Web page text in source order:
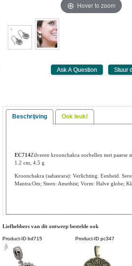
Hover to zoom
Beschrijving Ook leuk!
EC714Zilveren kroonchakra oorbellen met paarse
1.2 cm, 4.5 g
Kroonchakra (sahasrara): Verlichting. Eenheid.
Mantra:Om; Steen: Amethist; Vorm: Halve globe;
Liefhebbers van dit ontwerp bestelde ook
Product-ID bd715 Product-ID pc347